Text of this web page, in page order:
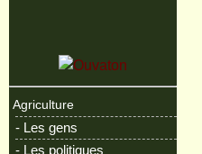
Agriculture
- Les gens
- Les politiques